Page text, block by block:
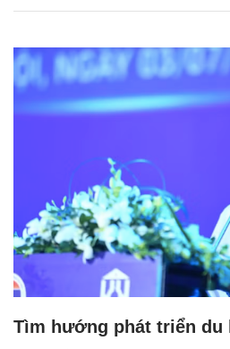
Tìm hướng phát triển du